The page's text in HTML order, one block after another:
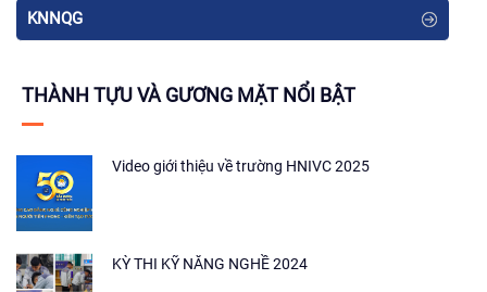
KNNQG
THÀNH TỰU VÀ GƯƠNG MẶT NỔI BẬT
Video giới thiệu về trường HNIVC 2025
KỲ THI KỸ NĂNG NGHỀ 2024